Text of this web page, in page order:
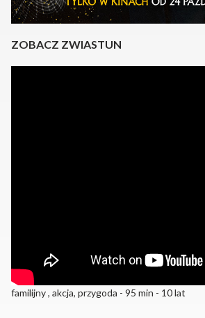
ZOBACZ ZWIASTUN
familijny , akcja, przygoda - 95 min - 10 lat